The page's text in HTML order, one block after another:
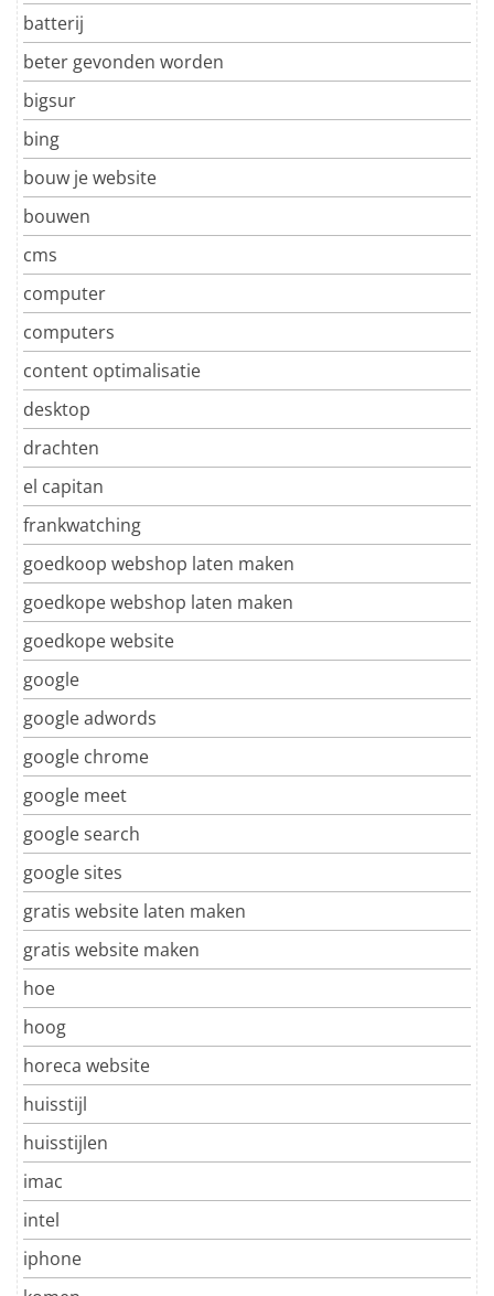
batterij
beter gevonden worden
bigsur
bing
bouw je website
bouwen
cms
computer
computers
content optimalisatie
desktop
drachten
el capitan
frankwatching
goedkoop webshop laten maken
goedkope webshop laten maken
goedkope website
google
google adwords
google chrome
google meet
google search
google sites
gratis website laten maken
gratis website maken
hoe
hoog
horeca website
huisstijl
huisstijlen
imac
intel
iphone